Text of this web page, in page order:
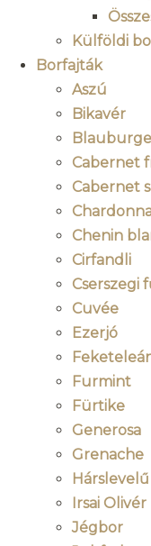
Külföldi
Borfajták
Aszú
Bikavér
Cabernet
Cabernet
Chenin
Cirfandli
Cserszegi
Cuvée
Ezerjó
Furmint
Fürtike
Generosa
Grenache
Hárslevelű
Irsai Olivér
Jégbor